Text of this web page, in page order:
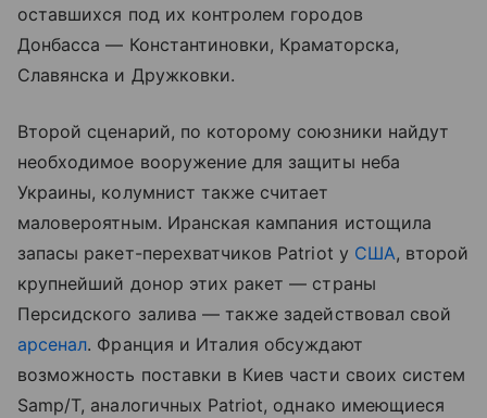
оставшихся под их контролем городов
Донбасса — Константиновки, Краматорска,
Славянска и Дружковки.
Второй сценарий, по которому союзники найдут
необходимое вооружение для защиты неба
Украины, колумнист также считает
маловероятным. Иранская кампания истощила
запасы ракет-перехватчиков Patriot у США, второй
крупнейший донор этих ракет — страны
Персидского залива — также задействовал свой
арсенал. Франция и Италия обсуждают
возможность поставки в Киев части своих систем
Samp/T, аналогичных Patriot, однако имеющиеся